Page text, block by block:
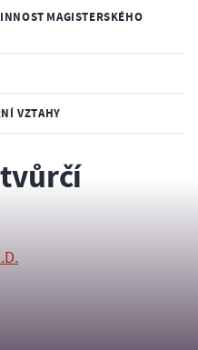
MAGISTERSKÉHO
VZTAHY